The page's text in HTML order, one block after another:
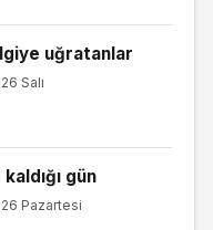
uğratanlar
Salı
gün
Pazartesi